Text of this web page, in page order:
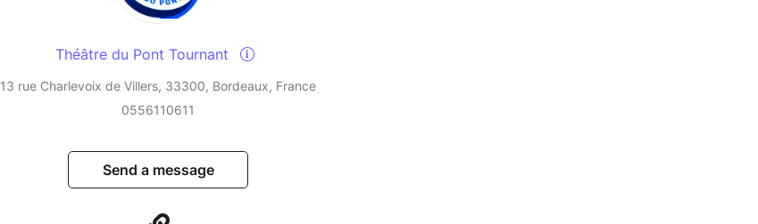
Théâtre du Pont Tournant
13 rue Charlevoix de Villers, 33300, Bordeaux, France
0556110611
Send a message